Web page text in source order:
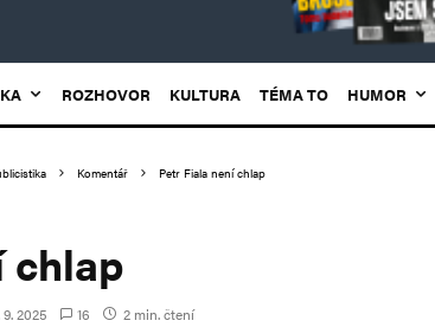
ROZHOVOR KULTURA TÉMA TO HUMOR
Komentář Petr Fiala není chlap
chlap
2025 16 2 min. čtení